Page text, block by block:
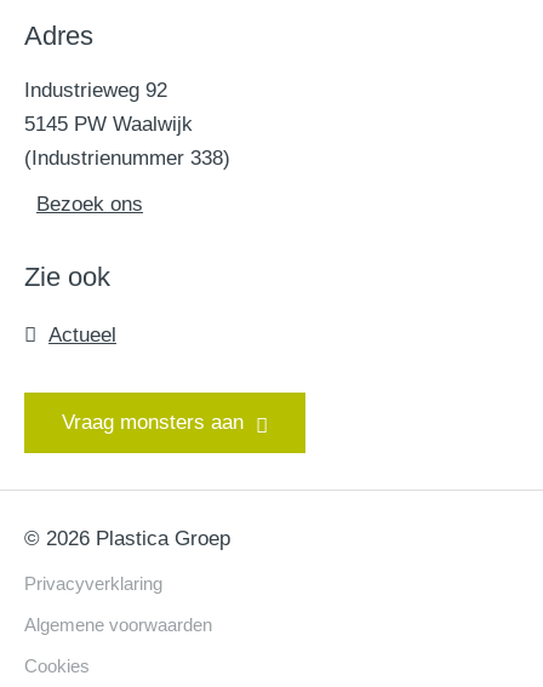
Adres
Industrieweg 92
5145 PW Waalwijk
(Industrienummer 338)
Bezoek ons
Zie ook
Actueel
Vraag monsters aan
© 2026 Plastica Groep
Privacyverklaring
Algemene voorwaarden
Cookies